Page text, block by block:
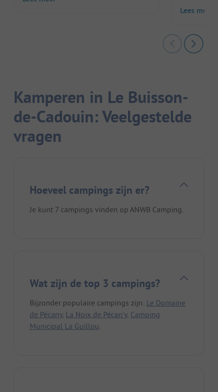
Lees meer
Kamperen in Le Buisson-
de-Cadouin: Veelgestelde
vragen
Hoeveel campings zijn er?
Je kunt 7 campings vinden op ANWB Camping.
Wat zijn de top 3 campings?
Bijzonder populaire campings zijn: Le Domaine
de Pécany, La Noix de Pécan'y, Camping
Municipal La Guillou